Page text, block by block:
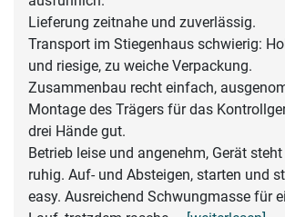
Lieferung zeitnahe und zuverlässig.
Transport im Stiegenhaus schwierig:
und riesige, zu weiche Verpackung.
Zusammenbau recht einfach,
Montage des Trägers für das
drei Hände gut.
Betrieb leise und angenehm, Gerät
ruhig. Auf- und Absteigen, starten und
easy. Ausreichend Schwungmasse für